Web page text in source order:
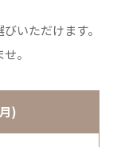
いただけます。
。
)